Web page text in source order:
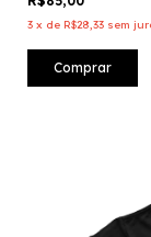
3 x de R$28,33 sem
Comprar